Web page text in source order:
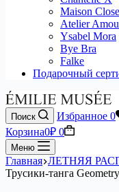
Maison Close
Atelier
Ysabel Mora
Bye Bra
Falke
Подарочный
Поиск Избранное 0
Корзина0₽ 0
Меню
Главная ЛЕТНЯЯ
Трусики-танга